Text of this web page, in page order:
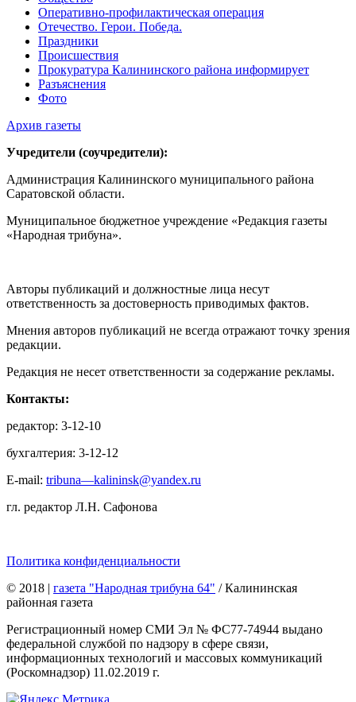
Оперативно-профилактическая операция
Отечество. Герои. Победа.
Праздники
Происшествия
Прокуратура Калининского района информирует
Разъяснения
Фото
Архив газеты
Учредители (соучредители):
Администрация Калининского муниципального района
Саратовской области.
Муниципальное бюджетное учреждение «Редакция газеты
«Народная трибуна».
Авторы публикаций и должностные лица несут
ответственность за достоверность приводимых фактов.
Мнения авторов публикаций не всегда отражают точку зрения
редакции.
Редакция не несет ответственности за содержание рекламы.
Контакты:
редактор: 3-12-10
бухгалтерия: 3-12-12
E-mail: tribuna—kalininsk@yandex.ru
гл. редактор Л.Н. Сафонова
Политика конфиденциальности
© 2018 | газета "Народная трибуна 64" / Калининская
районная газета
Регистрационный номер СМИ Эл № ФС77-74944 выдано
федеральной службой по надзору в сфере связи,
информационных технологий и массовых коммуникаций
(Роскомнадзор) 11.02.2019 г.